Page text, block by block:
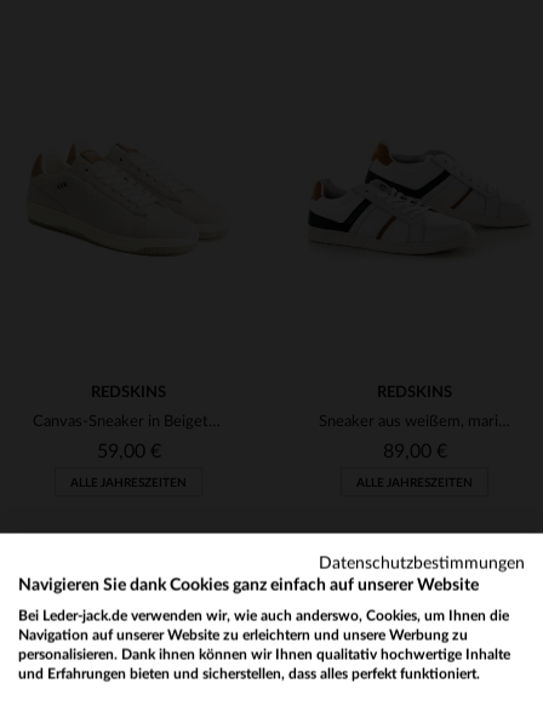
VERFÜGBARE GRÖSSEN VERFÜGBARE GRÖSSEN
43 44
VERFÜGBARE GRÖSSEN
REDSKINS
Canvas-Sneaker in Beigetönen
59,00 €
ALLE JAHRESZEITEN
VERFÜGBARE GRÖSSEN
REDSKINS
Sneaker aus weißem, marineblauem und orangefarbenem Leder
89,00 €
ALLE JAHRESZEITEN
Datenschutzbestimmungen
Navigieren Sie dank Cookies ganz einfach auf unserer Website
Bei Leder-jack.de verwenden wir, wie auch anderswo, Cookies, um Ihnen die
Navigation auf unserer Website zu erleichtern und unsere Werbung zu
personalisieren. Dank ihnen können wir Ihnen qualitativ hochwertige Inhalte
und Erfahrungen bieten und sicherstellen, dass alles perfekt funktioniert.